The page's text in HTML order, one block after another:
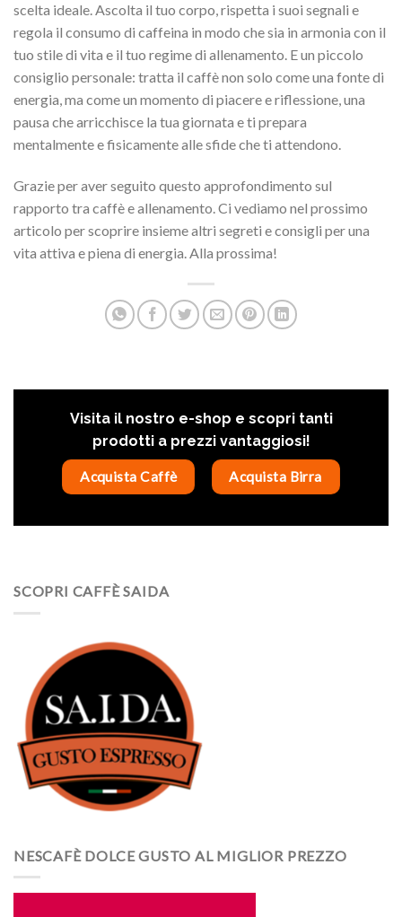
SCOPRI CAFFÈ SAIDA
NESCAFÈ DOLCE GUSTO AL MIGLIOR PREZZO
scelta ideale. Ascolta il tuo corpo, rispetta i suoi segnali e
regola il consumo di caffeina in modo che sia in armonia con il
tuo stile di vita e il tuo regime di allenamento. E un piccolo
consiglio personale: tratta il caffè non solo come una fonte di
energia, ma come un momento di piacere e riflessione, una
pausa che arricchisce la tua giornata e ti prepara
mentalmente e fisicamente alle sfide che ti attendono.
Grazie per aver seguito questo approfondimento sul
rapporto tra caffè e allenamento. Ci vediamo nel prossimo
articolo per scoprire insieme altri segreti e consigli per una
vita attiva e piena di energia. Alla prossima!
Visita il nostro e-shop e scopri tanti
prodotti a prezzi vantaggiosi!
Acquista Caffè Acquista Birra